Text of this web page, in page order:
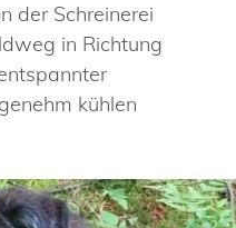
der Schreinerei
in Richtung
kühlen